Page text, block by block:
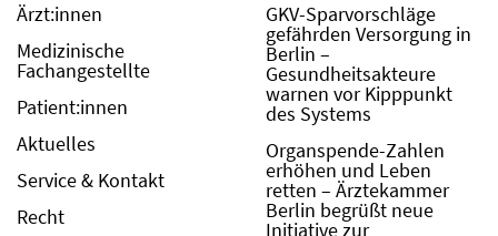
Ärzt:innen
Medizinische
Fachangestellte
Patient:innen
Aktuelles
Service & Kontakt
Recht
GKV-Sparvorschläge
gefährden Versorgung in
Berlin –
Gesundheitsakteure
warnen vor Kipppunkt
des Systems
Organspende-Zahlen
erhöhen und Leben
retten – Ärztekammer
Berlin begrüßt neue
Initiative zur